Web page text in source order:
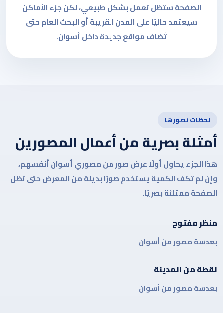
الصفحة ستظل تعمل بشكل طبيعي، لكن جزء الأماكن
سيعتمد حاليًا على المدن القريبة أو البحث العام حتى
تُضاف مواقع جديدة داخل أسوان.
لحظات نصورها
أمثلة بصرية من أعمال المصورين
هذا الجزء يحاول أولًا عرض صور من مصوري أسوان أنفسهم،
وإن لم تكفِ الكمية يستخدم صورًا بديلة من المعرض حتى تظل
الصفحة ممتلئة بصريًا.
منظر مفتوح
بعدسة مصور من أسوان
لقطة من المدينة
بعدسة مصور من أسوان